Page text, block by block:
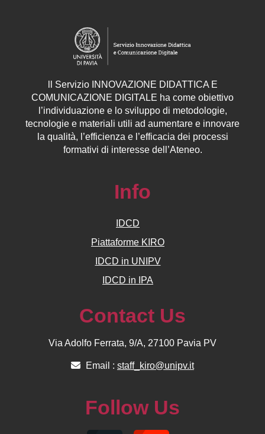
Servizio INNOVAZIONE DIDATTICA E
COMUNICAZIONE DIGITALE ha come obiettivo
l’individuazione e lo sviluppo di metodologie,
tecnologie e materiali utili ad aumentare e innovare
la qualità, l’efficienza e l’efficacia dei processi
formativi di interesse dell’Ateneo.
Info
IDCD
Piattaforme KIRO
IDCD in UNIPV
IDCD in IPA
Contact Us
Via Adolfo Ferrata, 9/A, 27100 Pavia PV
Email : staff_kiro@unipv.it
Follow Us